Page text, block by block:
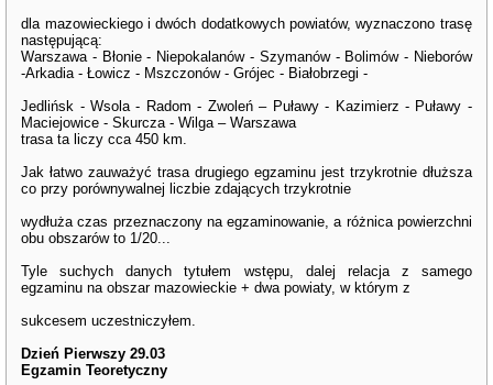
dla mazowieckiego i dwóch dodatkowych powiatów, wyznaczono trasę
następującą:
Warszawa - Błonie - Niepokalanów - Szymanów - Bolimów - Nieborów
-Arkadia - Łowicz - Mszczonów - Grójec - Białobrzegi -
Jedlińsk - Wsola - Radom - Zwoleń – Puławy - Kazimierz - Puławy -
Maciejowice - Skurcza - Wilga – Warszawa
trasa ta liczy cca 450 km.
Jak łatwo zauważyć trasa drugiego egzaminu jest trzykrotnie dłuższa
co przy porównywalnej liczbie zdających trzykrotnie
wydłuża czas przeznaczony na egzaminowanie, a różnica powierzchni
obu obszarów to 1/20...
Tyle suchych danych tytułem wstępu, dalej relacja z samego
egzaminu na obszar mazowieckie + dwa powiaty, w którym z
sukcesem uczestniczyłem.
Dzień Pierwszy 29.03
Egzamin Teoretyczny